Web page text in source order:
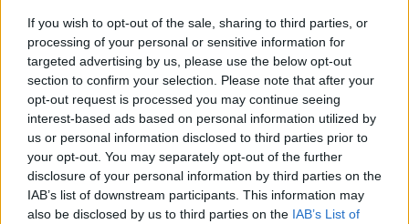
If you wish to opt-out of the sale, sharing to third parties, or
processing of your personal or sensitive information for
targeted advertising by us, please use the below opt-out
section to confirm your selection. Please note that after your
opt-out request is processed you may continue seeing
interest-based ads based on personal information utilized by
us or personal information disclosed to third parties prior to
your opt-out. You may separately opt-out of the further
disclosure of your personal information by third parties on the
IAB’s list of downstream participants. This information may
also be disclosed by us to third parties on the IAB’s List of